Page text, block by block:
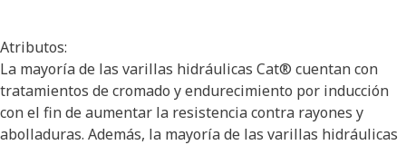
Atributos:
La mayoría de las varillas hidráulicas Cat® cuentan con
tratamientos de cromado y endurecimiento por inducción
con el fin de aumentar la resistencia contra rayones y
abolladuras. Además, la mayoría de las varillas hidráulicas